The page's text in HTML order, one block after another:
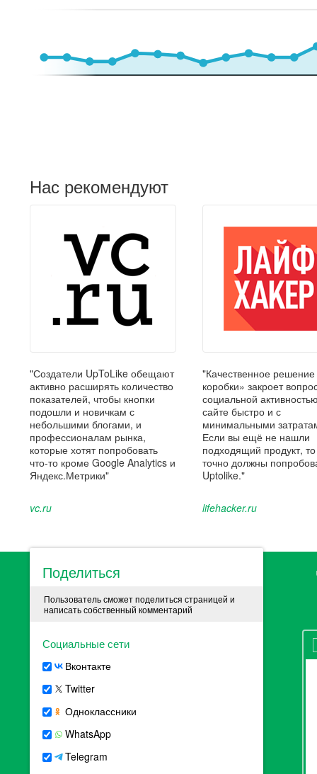
Нас рекомендуют
"Создатели UpToLike обещают
активно расширять количество
показателей, чтобы кнопки
подошли и новичкам с
небольшими блогами, и
профессионалам рынка,
которые хотят попробовать
что-то кроме Google Analytics и
Яндекс.Метрики"
vc.ru
"Качественное решение
коробки» закроет
социальной
сайте быстро и с
минимальными
Если вы ещё не нашли
подходящий продукт,
точно должны
Uptolike."
lifehacker.ru
Поделиться
Пользователь сможет поделиться страницей и
написать собственный комментарий
Социальные сети
Вконтакте
Twitter
Одноклассники
WhatsApp
Telegram